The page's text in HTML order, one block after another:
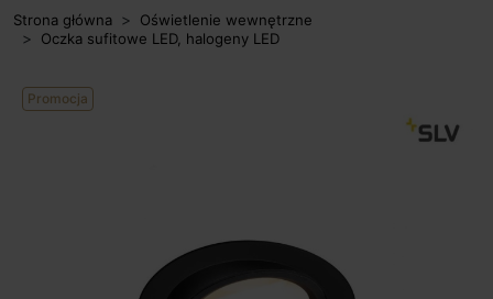
Strona główna
Oświetlenie wewnętrzne
Oczka sufitowe LED, halogeny LED
Promocja